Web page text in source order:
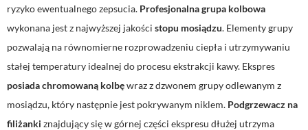
ryzyko ewentualnego zepsucia. Profesjonalna grupa kolbowa
wykonana jest z najwyższej jakości stopu mosiądzu. Elementy grupy
pozwalają na równomierne rozprowadzeniu ciepła i utrzymywaniu
stałej temperatury idealnej do procesu ekstrakcji kawy. Ekspres
posiada chromowaną kolbęwraz z dzwonem grupy odlewanym z
mosiądzu, który następnie jest pokrywanym niklem. Podgrzewacz na
filiżanki znajdujący się w górnej części ekspresu dłużej utrzyma